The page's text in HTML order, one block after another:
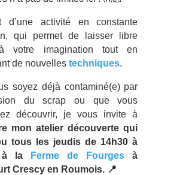
d’une activité en constante
qui permet de laisser libre
votre imagination tout en
de nouvelles techniques.
soyez déjà contaminé(e) par
du scrap ou que vous
découvrir, je vous invite à
mon atelier découverte qui
tous les jeudis de 14h30 à
à la
Ferme de Fourges à
Crescy en Roumois. 📍